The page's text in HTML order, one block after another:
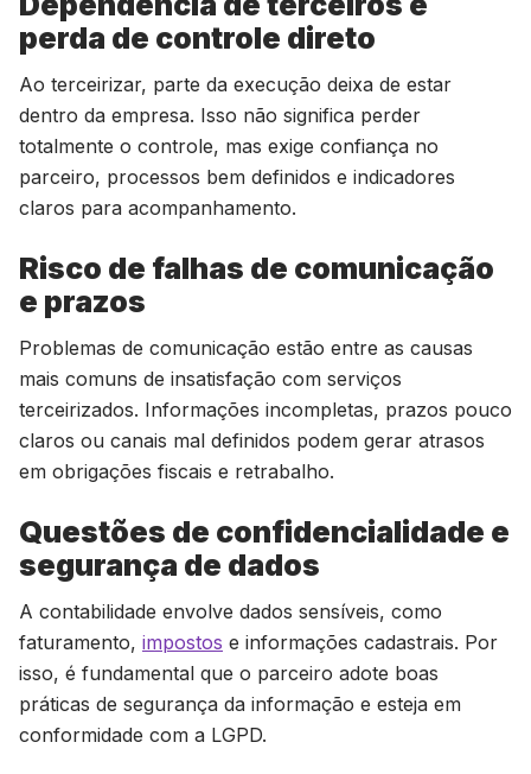
perda de controle direto
Ao terceirizar, parte da execução deixa de estar
dentro da empresa. Isso não significa perder
totalmente o controle, mas exige confiança no
parceiro, processos bem definidos e indicadores
claros para acompanhamento.
Risco de falhas de comunicação
e prazos
Problemas de comunicação estão entre as causas
mais comuns de insatisfação com serviços
terceirizados. Informações incompletas, prazos pouco
claros ou canais mal definidos podem gerar atrasos
em obrigações fiscais e retrabalho.
Questões de confidencialidade e
segurança de dados
A contabilidade envolve dados sensíveis, como
faturamento, impostos e informações cadastrais. Por
isso, é fundamental que o parceiro adote boas
práticas de segurança da informação e esteja em
conformidade com a LGPD.